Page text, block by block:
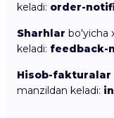
keladi: order-
Sharhlar bo'yicha
keladi: feedback-
Hisob-fakturalar
manzildan keladi: